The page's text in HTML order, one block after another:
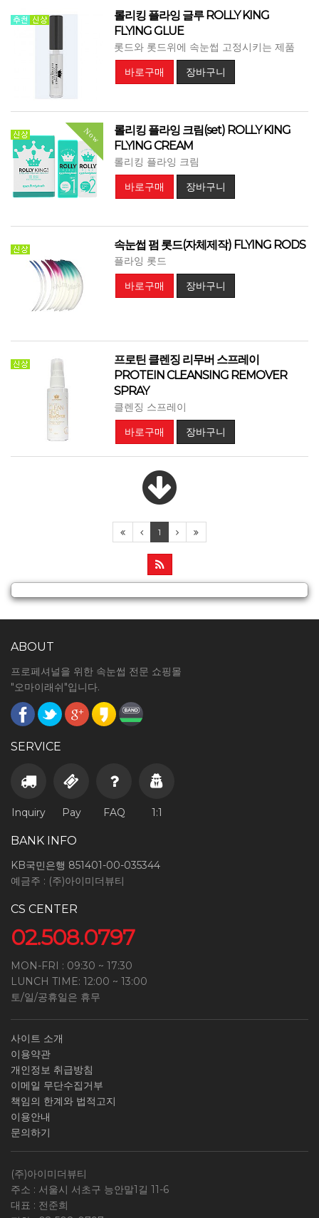
롤리킹 플라잉 글루 ROLLY KING
FLYING GLUE
롯드와 롯드위에 속눈썹 고정시키는 제품
바로구매
장바구니
Now
롤리킹 플라잉 크림(set) ROLLY KING
FLYING CREAM
롤리킹 플라잉 크림
바로구매
장바구니
속눈썹 펌 롯드(자체제작) FLYING RODS
플라잉 롯드
바로구매
장바구니
프로틴 클렌징 리무버 스프레이
PROTEIN CLEANSING REMOVER
SPRAY
클렌징 스프레이
바로구매
장바구니
1
ABOUT
프로페셔널을 위한 속눈썹 전문 쇼핑몰
"오마이래쉬"입니다.
SERVICE
Inquiry Pay FAQ 1:1
BANK INFO
KB국민은행 851401-00-035344
예금주 : (주)아이미더뷰티
CS CENTER
02.508.0797
MON-FRI : 09:30 ~ 17:30
LUNCH TIME: 12:00 ~ 13:00
토/일/공휴일은 휴무
사이트 소개
이용약관
개인정보 취급방침
이메일 무단수집거부
책임의 한계와 법적고지
이용안내
문의하기
(주)아이미더뷰티
주소 : 서울시 서초구 능안말1길 11-6
대표 : 전준희